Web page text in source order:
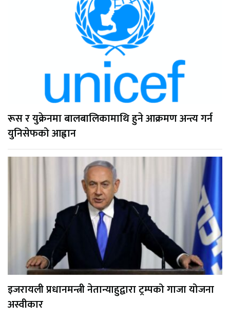
रूस र युक्रेनमा बालबालिकामाथि हुने आक्रमण अन्त्य गर्न
युनिसेफको आह्वान
इजरायली प्रधानमन्त्री नेतान्याहुद्वारा ट्रम्पको गाजा योजना
अस्वीकार